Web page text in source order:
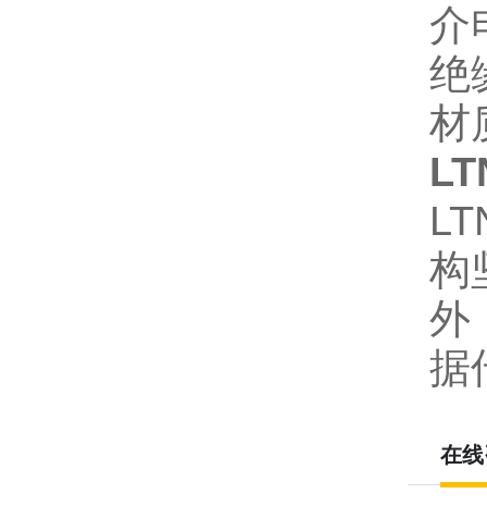
介
绝
材
构
外
据
在